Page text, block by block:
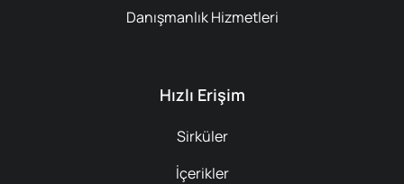
Danışmanlık Hizmetleri
Hızlı Erişim
Sirküler
İçerikler